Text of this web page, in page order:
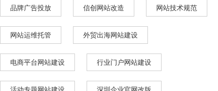
品牌广告投放 信创网站改造 网站技术规范
网站运维托管 外贸出海网站建设
电商平台网站建设 行业门户网站建设